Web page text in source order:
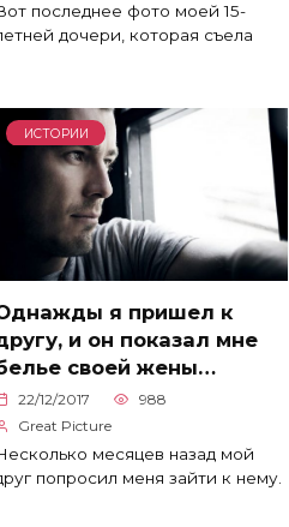
последнее фото моей 15-
дочери, которая съела
ИСТОРИИ
я пришел к
и он показал мне
своей жены…
22/12/2017
988
Great Picture
месяцев назад мой
попросил меня зайти к нему.